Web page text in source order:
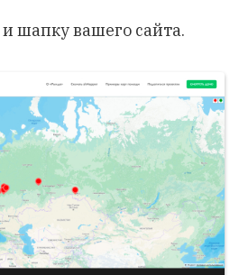
шапку вашего сайта.